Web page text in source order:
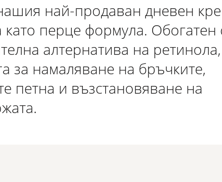
най-продаван дневен
като перце формула. Обогатен
алтернатива на
за намаляване на бръчките,
петна и възстановяване на